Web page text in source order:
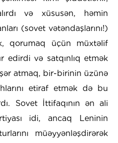
və xüsusən, həmin
(sovet vətəndaşlarını!)
qorumaq üçün müxtəlif
edirdi və satqınlıq etmək
atmaq, bir-birinin üzünə
etiraf etmək də bu
Sovet İttifaqının ən ali
idi, ancaq Leninin
müəyyənləşdirərək